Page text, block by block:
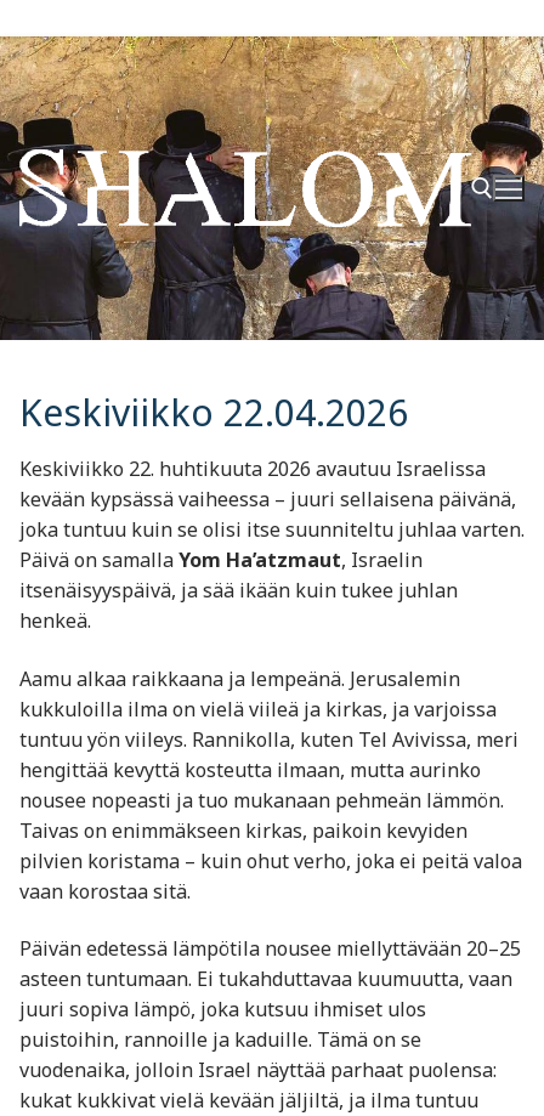
Hyppää
sisältöön
Hae:
Keskiviikko 22.04.2026
Keskiviikko 22. huhtikuuta 2026 avautuu Israelissa
kevään kypsässä vaiheessa – juuri sellaisena päivänä,
joka tuntuu kuin se olisi itse suunniteltu juhlaa varten.
Päivä on samallaYom Ha’atzmaut, Israelin
itsenäisyyspäivä, ja sää ikään kuin tukee juhlan
henkeä.
Aamu alkaa raikkaana ja lempeänä. Jerusalemin
kukkuloilla ilma on vielä viileä ja kirkas, ja varjoissa
tuntuu yön viileys. Rannikolla, kuten Tel Avivissa, meri
hengittää kevyttä kosteutta ilmaan, mutta aurinko
nousee nopeasti ja tuo mukanaan pehmeän lämmön.
Taivas on enimmäkseen kirkas, paikoin kevyiden
pilvien koristama – kuin ohut verho, joka ei peitä valoa
vaan korostaa sitä.
Päivän edetessä lämpötila nousee miellyttävään 20–25
asteen tuntumaan. Ei tukahduttavaa kuumuutta, vaan
juuri sopiva lämpö, joka kutsuu ihmiset ulos
puistoihin, rannoille ja kaduille. Tämä on se
vuodenaika, jolloin Israel näyttää parhaat puolensa:
kukat kukkivat vielä kevään jäljiltä, ja ilma tuntuu